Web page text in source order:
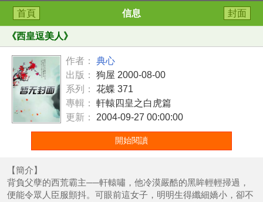
首頁 信息 封面
《西皇逗美人》
作者：
典心
出版：
狗屋 2000-08-00
系列：
花蝶 371
專輯：
軒轅四皇之白虎篇
更新：
2004-09-27 00:00:00
開始閱讀
【簡介】
背負父孽的西荒霸主──軒轅嘯，他冷漠嚴酷的黑眸輕輕掃過，
便能令眾人臣服顫抖。可眼前這女子，明明生得纖細嬌小，卻不